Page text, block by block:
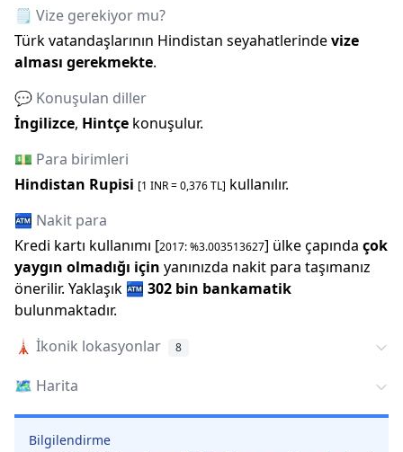
🗒️ Vize gerekiyor mu?
Türk vatandaşlarının Hindistan seyahatlerindevize
alması gerekmekte.
💬 Konuşulan diller
İngilizce, Hintçe konuşulur.
💵 Para birimleri
Hindistan Rupisi [1 INR=0,376TL] kullanılır.
🏧 Nakit para
Kredi kartı kullanımı [2017: %3.003513627] ülke çapında çok
yaygın olmadığı için yanınızda nakit para taşımanız
önerilir. Yaklaşık 🏧 302 bin bankamatik
bulunmaktadır.
🗼 İkonik lokasyonlar 8
🗺️ Harita
Bilgilendirme